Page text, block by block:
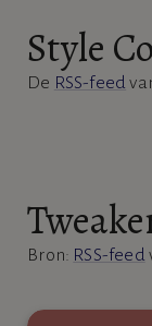
Style
De RSS-feed
Bron: RSS-feed